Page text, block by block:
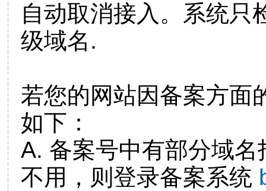
自动取消接入。系统只
级域名.
若您的网站因备案方面
如下：
A. 备案号中有部分域
不用，则登录备案系统